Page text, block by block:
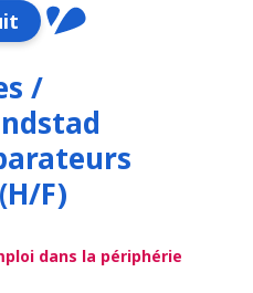
/
F)
dans la périphérie